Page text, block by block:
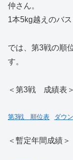
仲さん。
1本5kg越えのバ
では、第3戦の順
す。
＜第3戦 成績表＞
第3戦 順位表 ダウ
＜暫定年間成績＞